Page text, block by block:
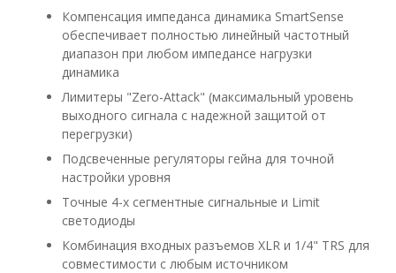
Компенсация импеданса динамика SmartSense
обеспечивает полностью линейный частотный
диапазон при любом импедансе нагрузки
динамика
Лимитеры "Zero-Attack" (максимальный уровень
выходного сигнала с надежной защитой от
перегрузки)
Подсвеченные регуляторы гейна для точной
настройки уровня
Точные 4-х сегментные сигнальные и Limit
светодиоды
Комбинация входных разъемов XLR и 1/4" TRS для
совместимости с любым источником